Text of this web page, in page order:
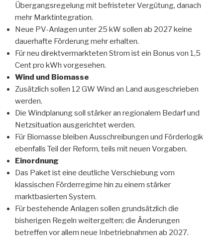
Übergangsregelung mit befristeter Vergütung, danach
mehr Marktintegration.
Neue PV-Anlagen unter 25 kW sollen ab 2027 keine
dauerhafte Förderung mehr erhalten.
Für neu direktvermarkteten Strom ist ein Bonus von 1,5
Cent pro kWh vorgesehen.
Wind und Biomasse
Zusätzlich sollen 12 GW Wind an Land ausgeschrieben
werden.
Die Windplanung soll stärker an regionalem Bedarf und
Netzsituation ausgerichtet werden.
Für Biomasse bleiben Ausschreibungen und Förderlogik
ebenfalls Teil der Reform, teils mit neuen Vorgaben.
Einordnung
Das Paket ist eine deutliche Verschiebung vom
klassischen Förderregime hin zu einem stärker
marktbasierten System.
Für bestehende Anlagen sollen grundsätzlich die
bisherigen Regeln weitergelten; die Änderungen
betreffen vor allem neue Inbetriebnahmen ab 2027.